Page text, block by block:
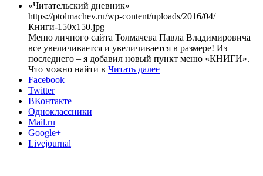
«Читательский дневник»
https://ptolmachev.ru/wp-content/uploads/2016/04/
Книги-150x150.jpg
Меню личного сайта Толмачева Павла Владимировича
все увеличивается и увеличивается в размере! Из
последнего – я добавил новый пункт меню «КНИГИ».
Что можно найти в Читать далее
Facebook
Twitter
ВКонтакте
Одноклассники
Mail.ru
Google+
Livejournal